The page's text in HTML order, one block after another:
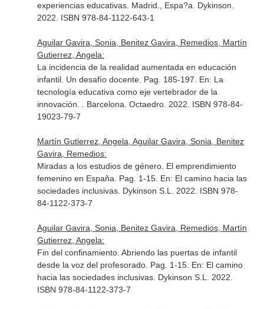
experiencias educativas. Madrid., Espa?a. Dykinson.
2022. ISBN 978-84-1122-643-1
Aguilar Gavira, Sonia, Benitez Gavira, Remedios, Martín
Gutierrez, Angela:
La incidencia de la realidad aumentada en educación
infantil. Un desafío docente. Pag. 185-197. En: La
tecnología educativa como eje vertebrador de la
innovación . . Barcelona. Octaedro. 2022. ISBN 978-84-
19023-79-7
Martín Gutierrez, Angela, Aguilar Gavira, Sonia, Benitez
Gavira, Remedios:
Miradas a los estudios de género. El emprendimiento
femenino en España. Pag. 1-15. En: El camino hacia las
sociedades inclusivas. Dykinson S.L. 2022. ISBN 978-
84-1122-373-7
Aguilar Gavira, Sonia, Benitez Gavira, Remedios, Martín
Gutierrez, Angela:
Fin del confinamiento. Abriendo las puertas de infantil
desde la voz del profesorado. Pag. 1-15. En: El camino
hacia las sociedades inclusivas. Dykinson S.L. 2022.
ISBN 978-84-1122-373-7